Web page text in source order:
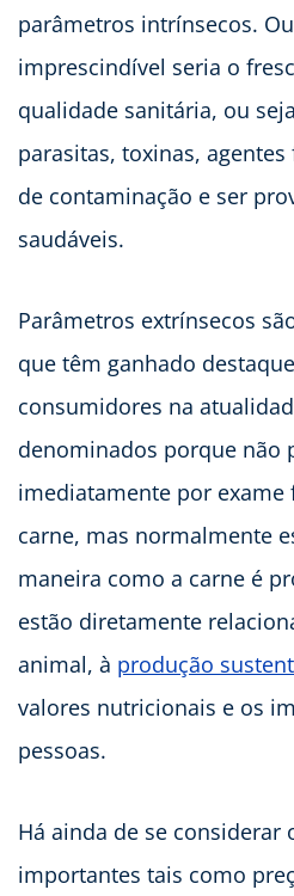
parâmetros intrínsecos.
imprescindível seria o
qualidade sanitária, ou
parasitas, toxinas,
de contaminação e ser
saudáveis.
Parâmetros extrínsecos
que têm ganhado
consumidores na
denominados porque não
imediatamente por
carne, mas normalmente
maneira como a carne é
estão diretamente
animal, à produção
valores nutricionais e os
pessoas.
Há ainda de se considerar
importantes tais como